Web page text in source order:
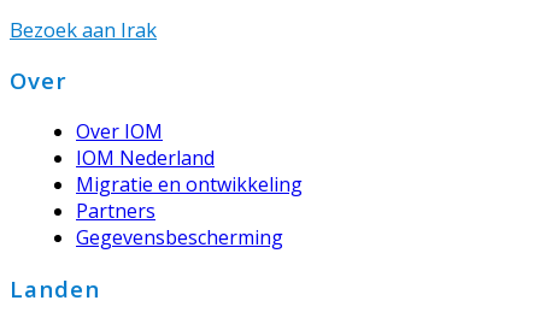
Bezoek aan Irak
Footer
Over
Over IOM
IOM Nederland
Migratie en ontwikkeling
Partners
Gegevensbescherming
Landen